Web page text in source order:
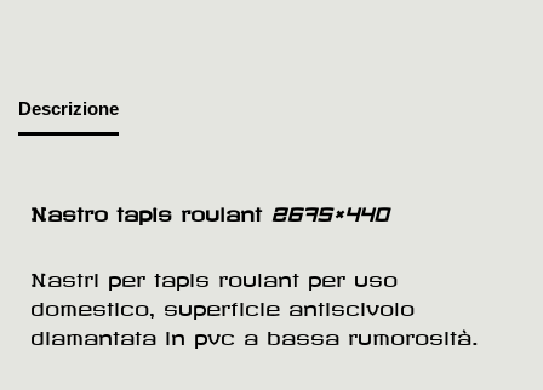
Descrizione
Nastro tapis roulant2675×440
Nastri per tapis roulant per uso
domestico, superficie antiscivolo
diamantata in pvc a bassa rumorosità.